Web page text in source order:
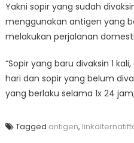
Yakni sopir yang sudah
menggunakan antigen yang
melakukan perjalanan
“Sopir yang baru divaksin 1
hari dan sopir yang belum
yang berlaku selama 1x 24
Tagged antigen,